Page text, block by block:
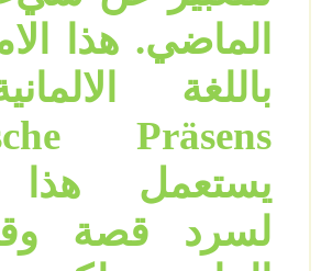
الماضي. هذا
باللغة
Präsens
يستعمل هذا
لسرد قصة